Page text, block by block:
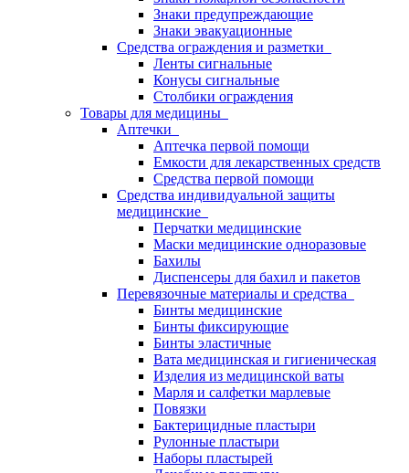
Знаки предупреждающие
Знаки эвакуационные
Средства ограждения и разметки
Ленты сигнальные
Конусы сигнальные
Столбики ограждения
Товары для медицины
Аптечки
Аптечка первой помощи
Емкости для лекарственных средств
Средства первой помощи
Средства индивидуальной защиты
медицинские
Перчатки медицинские
Маски медицинские одноразовые
Бахилы
Диспенсеры для бахил и пакетов
Перевязочные материалы и средства
Бинты медицинские
Бинты фиксирующие
Бинты эластичные
Вата медицинская и гигиеническая
Изделия из медицинской ваты
Марля и салфетки марлевые
Повязки
Бактерицидные пластыри
Рулонные пластыри
Наборы пластырей